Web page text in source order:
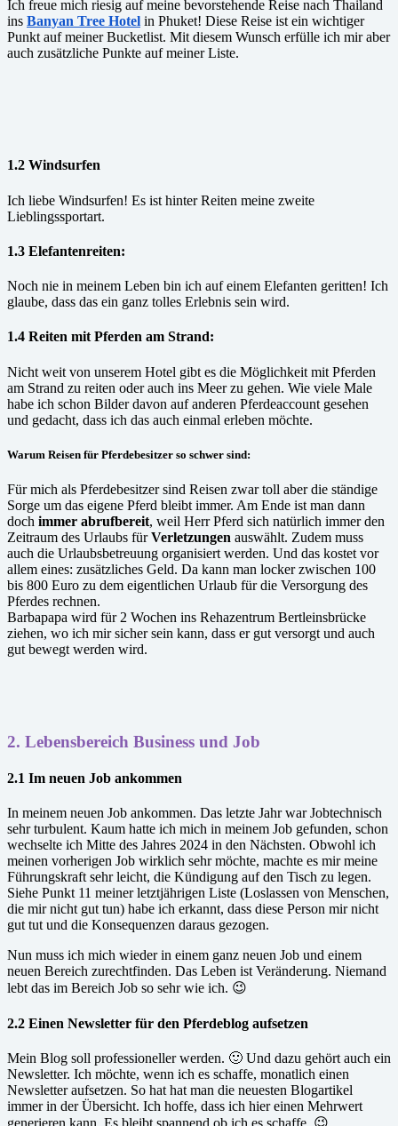
Ich freue mich riesig auf meine bevorstehende Reise nach Thailand
ins Banyan Tree Hotel in Phuket! Diese Reise ist ein wichtiger
Punkt auf meiner Bucketlist. Mit diesem Wunsch erfülle ich mir aber
auch zusätzliche Punkte auf meiner Liste.
1.2 Windsurfen
Ich liebe Windsurfen! Es ist hinter Reiten meine zweite
Lieblingssportart.
1.3 Elefantenreiten:
Noch nie in meinem Leben bin ich auf einem Elefanten geritten! Ich
glaube, dass das ein ganz tolles Erlebnis sein wird.
1.4 Reiten mit Pferden am Strand:
Nicht weit von unserem Hotel gibt es die Möglichkeit mit Pferden
am Strand zu reiten oder auch ins Meer zu gehen. Wie viele Male
habe ich schon Bilder davon auf anderen Pferdeaccount gesehen
und gedacht, dass ich das auch einmal erleben möchte.
Warum Reisen für Pferdebesitzer so schwer sind:
Für mich als Pferdebesitzer sind Reisen zwar toll aber die ständige
Sorge um das eigene Pferd bleibt immer. Am Ende ist man dann
doch immer abrufbereit, weil Herr Pferd sich natürlich immer den
Zeitraum des Urlaubs fürVerletzungen auswählt. Zudem muss
auch die Urlaubsbetreuung organisiert werden. Und das kostet vor
allem eines: zusätzliches Geld. Da kann man locker zwischen 100
bis 800 Euro zu dem eigentlichen Urlaub für die Versorgung des
Pferdes rechnen.
Barbapapa wird für 2 Wochen ins Rehazentrum Bertleinsbrücke
ziehen, wo ich mir sicher sein kann, dass er gut versorgt und auch
gut bewegt werden wird.
2. Lebensbereich Business und Job
2.1 Im neuen Job ankommen
In meinem neuen Job ankommen. Das letzte Jahr war Jobtechnisch
sehr turbulent. Kaum hatte ich mich in meinem Job gefunden, schon
wechselte ich Mitte des Jahres 2024 in den Nächsten. Obwohl ich
meinen vorherigen Job wirklich sehr möchte, machte es mir meine
Führungskraft sehr leicht, die Kündigung auf den Tisch zu legen.
Siehe Punkt 11 meiner letztjährigen Liste (Loslassen von Menschen,
die mir nicht gut tun) habe ich erkannt, dass diese Person mir nicht
gut tut und die Konsequenzen daraus gezogen.
Nun muss ich mich wieder in einem ganz neuen Job und einem
neuen Bereich zurechtfinden. Das Leben ist Veränderung. Niemand
lebt das im Bereich Job so sehr wie ich. 😉
2.2 Einen Newsletter für den Pferdeblog aufsetzen
Mein Blog soll professioneller werden. 🙂 Und dazu gehört auch ein
Newsletter. Ich möchte, wenn ich es schaffe, monatlich einen
Newsletter aufsetzen. So hat hat man die neuesten Blogartikel
immer in der Übersicht. Ich hoffe, dass ich hier einen Mehrwert
generieren kann. Es bleibt spannend ob ich es schaffe. 😉